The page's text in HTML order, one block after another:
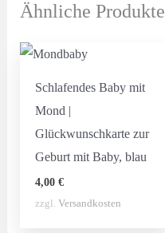
Ähnliche Produkte
Schlafendes Baby mit
Mond |
Glückwunschkarte zur
Geburt mit Baby, blau
4,00 €
zzgl. Versandkosten